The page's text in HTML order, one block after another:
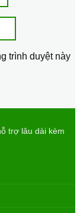
trình duyệt này
trợ lâu dài kèm